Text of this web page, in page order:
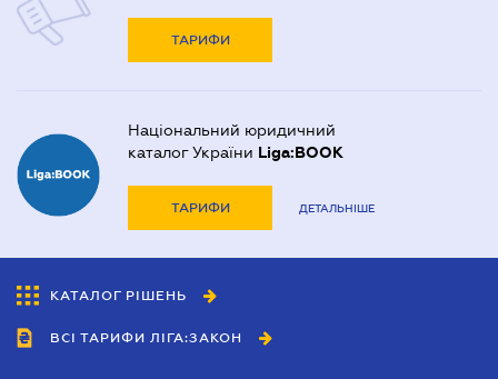
ТАРИФИ
Національний юридичний
каталог України Liga:BOOK
ТАРИФИ ДЕТАЛЬНІШЕ
КАТАЛОГ РІШЕНЬ
ВСІ ТАРИФИ ЛІГА:ЗАКОН